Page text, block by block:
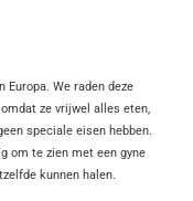
Europa. We raden deze
ze vrijwel alles eten,
speciale eisen hebben.
om te zien met een gyne
kunnen halen.